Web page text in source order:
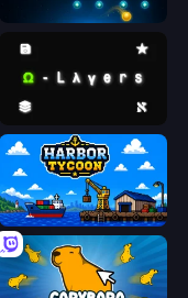
Plinko Idle
Omega Layers
Harbor Tycoon